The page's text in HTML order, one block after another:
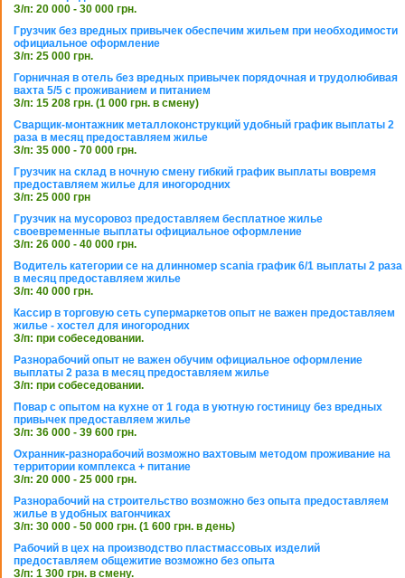
З/п: 20 000 - 30 000 грн.
Грузчик без вредных привычек обеспечим жильем при необходимости
официальное оформление
З/п: 25 000 грн.
Горничная в отель без вредных привычек порядочная и трудолюбивая
вахта 5/5 с проживанием и питанием
З/п: 15 208 грн. (1 000 грн. в смену)
Сварщик-монтажник металлоконструкций удобный график выплаты 2
раза в месяц предоставляем жилье
З/п: 35 000 - 70 000 грн.
Грузчик на склад в ночную смену гибкий график выплаты вовремя
предоставляем жилье для иногородних
З/п: 25 000 грн
Грузчик на мусоровоз предоставляем бесплатное жилье
своевременные выплаты официальное оформление
З/п: 26 000 - 40 000 грн.
Водитель категории се на длинномер scania график 6/1 выплаты 2 раза
в месяц предоставляем жилье
З/п: 40 000 грн.
Кассир в торговую сеть супермаркетов опыт не важен предоставляем
жилье - хостел для иногородних
З/п: при собеседовании.
Разнорабочий опыт не важен обучим официальное оформление
выплаты 2 раза в месяц предоставляем жилье
З/п: при собеседовании.
Повар с опытом на кухне от 1 года в уютную гостиницу без вредных
привычек предоставляем жилье
З/п: 36 000 - 39 600 грн.
Охранник-разнорабочий возможно вахтовым методом проживание на
территории комплекса + питание
З/п: 20 000 - 25 000 грн.
Разнорабочий на строительство возможно без опыта предоставляем
жилье в удобных вагончиках
З/п: 30 000 - 50 000 грн. (1 600 грн. в день)
Рабочий в цех на производство пластмассовых изделий
предоставляем общежитие возможно без опыта
З/п: 1 300 грн. в смену.